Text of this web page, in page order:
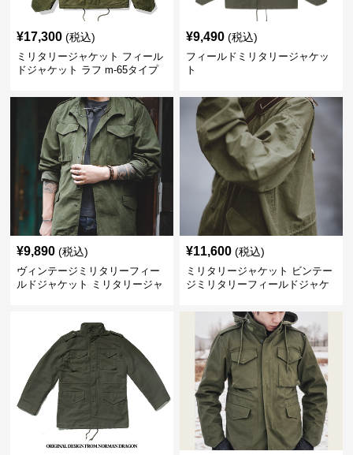
¥17,300 (税込)
ミリタリージャケット フィール
ドジャケット ラフ m-65タイプ
¥9,490 (税込)
フィールドミリタリージャケッ
ト
¥9,890 (税込)
ヴィンテージミリタリーフィー
ルドジャケット ミリタリージャ
¥11,600 (税込)
ミリタリージャケット ビンテー
ジミリタリーフィールドジャケ